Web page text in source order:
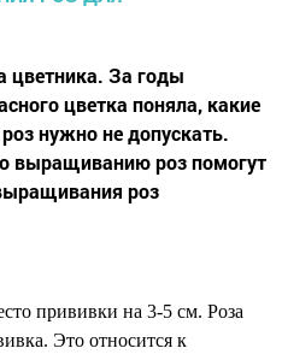
цветника. За годы
цветка поняла, какие
нужно не допускать.
выращиванию роз помогут
роз
прививки на 3-5 см. Роза
Это относится к